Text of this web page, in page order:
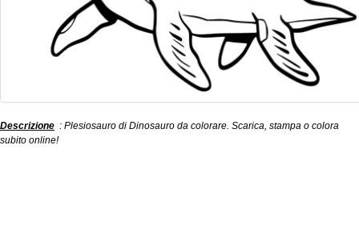
Descrizione : Plesiosauro di Dinosauro da colorare. Scarica, stampa o colora
subito online!